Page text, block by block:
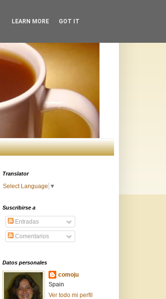
Translator
Select Language ▼
Suscribirse a
Entradas
Comentarios
Datos personales
comoju
Spain
Ver todo mi perfil
LEARN MORE GOT IT